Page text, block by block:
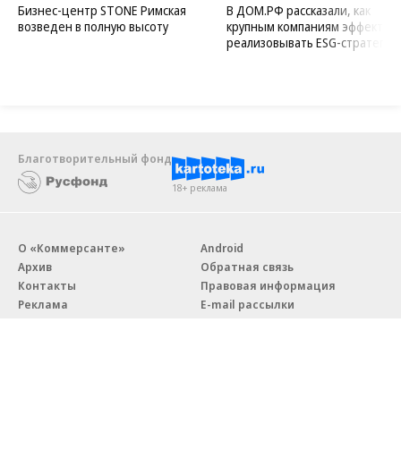
Бизнес-центр STONE Римская
возведен в полную высоту
В ДОМ.РФ рассказали, как
крупным компаниям
реализовывать ESG-стратегию
Благотворительный фонд
18+ реклама
О «Коммерсанте»
Архив
Контакты
Реклама
Android
Обратная связь
Правовая информация
E-mail рассылки